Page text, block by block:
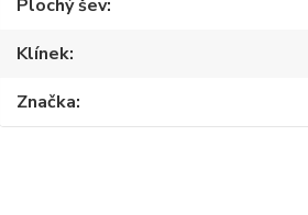
Plochý šev
Klínek
Značka